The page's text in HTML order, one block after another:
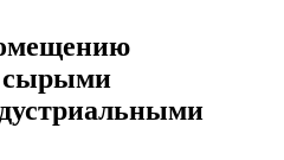
сырыми